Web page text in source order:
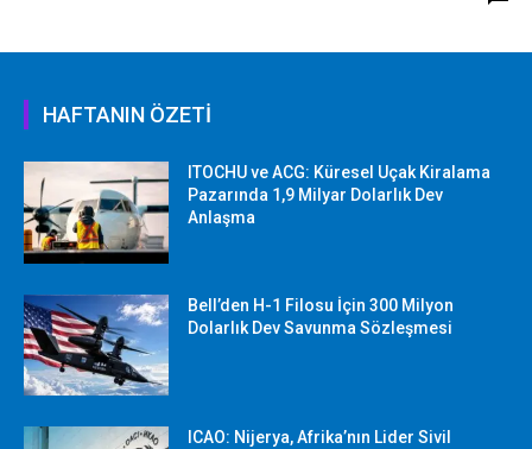
HAFTANIN ÖZETİ
ITOCHU ve ACG: Küresel Uçak Kiralama
Pazarında 1,9 Milyar Dolarlık Dev
Anlaşma
Bell’den H-1 Filosu İçin 300 Milyon
Dolarlık Dev Savunma Sözleşmesi
ICAO: Nijerya, Afrika’nın Lider Sivil